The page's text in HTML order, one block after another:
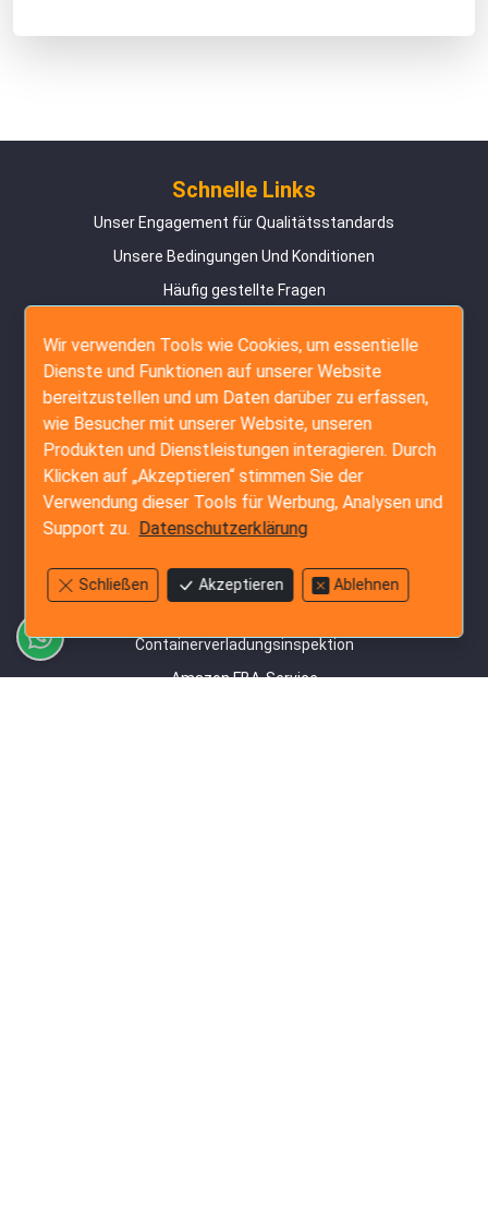
Schnelle Links
Unser Engagement für Qualitätsstandards
Unsere Bedingungen Und Konditionen
Häufig gestellte Fragen
Online-Buchungsanleitung
Datenschutzerklärung
Kontakt
Seitenübersicht
Inspektionsdienste
Vorproduktionsprüfung
Prüfung während der Produktion
Containerverladungsinspektion
Amazon FBA-Service
Wir verwenden Tools wie Cookies, um essentielle
Dienste und Funktionen auf unserer Website
bereitzustellen und um Daten darüber zu erfassen,
wie Besucher mit unserer Website, unseren
Produkten und Dienstleistungen interagieren. Durch
Klicken auf „Akzeptieren“ stimmen Sie der
Verwendung dieser Tools für Werbung, Analysen und
Support zu. Datenschutzerklärung
Schließen Akzeptieren Ablehnen